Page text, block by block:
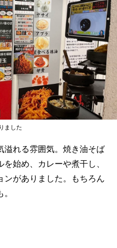
ました
溢れる雰囲気。焼き油そば
始め、カレーや煮干し、
ンがありました。もちろん